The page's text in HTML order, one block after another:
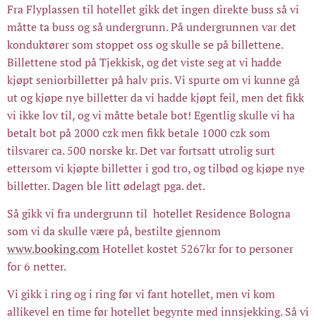
Fra Flyplassen til hotellet gikk det ingen direkte buss så vi
måtte ta buss og så undergrunn. På undergrunnen var det
konduktører som stoppet oss og skulle se på billettene.
Billettene stod på Tjekkisk, og det viste seg at vi hadde
kjøpt seniorbilletter på halv pris. Vi spurte om vi kunne gå
ut og kjøpe nye billetter da vi hadde kjøpt feil, men det fikk
vi ikke lov til, og vi måtte betale bot! Egentlig skulle vi ha
betalt bot på 2000 czk men fikk betale 1000 czk som
tilsvarer ca. 500 norske kr. Det var fortsatt utrolig surt
ettersom vi kjøpte billetter i god tro, og tilbød og kjøpe nye
billetter. Dagen ble litt ødelagt pga. det.
Så gikk vi fra undergrunn til hotellet Residence Bologna
som vi da skulle være på, bestilte gjennom
www.booking.comHotellet kostet 5267kr for to personer
for 6 netter.
Vi gikk i ring og i ring før vi fant hotellet, men vi kom
allikevel en time før hotellet begynte med innsjekking. Så vi